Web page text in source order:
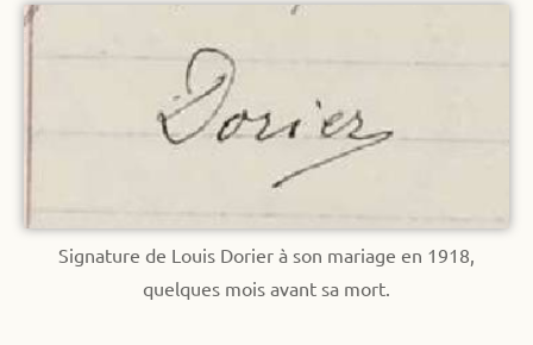
Signature de Louis Dorier à son mariage en 1918,
quelques mois avant sa mort.